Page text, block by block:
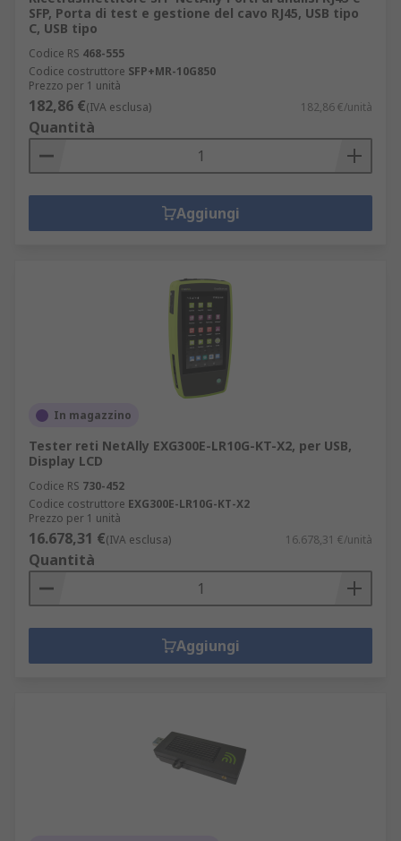
SFP, Porta di test e gestione del cavo RJ45, USB tipo
C, USB tipo
Codice RS 468-555
Codice costruttore SFP+MR-10G850
Prezzo per 1 unità
182,86 €(IVA esclusa) 182,86 €/unità
Quantità
Aggiungi
In magazzino
Tester reti NetAlly EXG300E-LR10G-KT-X2, per USB,
Display LCD
Codice RS 730-452
Codice costruttore EXG300E-LR10G-KT-X2
Prezzo per 1 unità
16.678,31 €(IVA esclusa) 16.678,31 €/unità
Quantità
Aggiungi